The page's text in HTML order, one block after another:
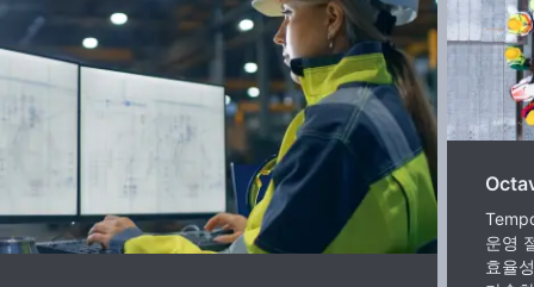
운영
효율